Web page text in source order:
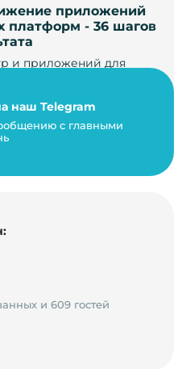
приложений
платформ - 36 шагов
и приложений для
наш Telegram
с главными
и 609 гостей